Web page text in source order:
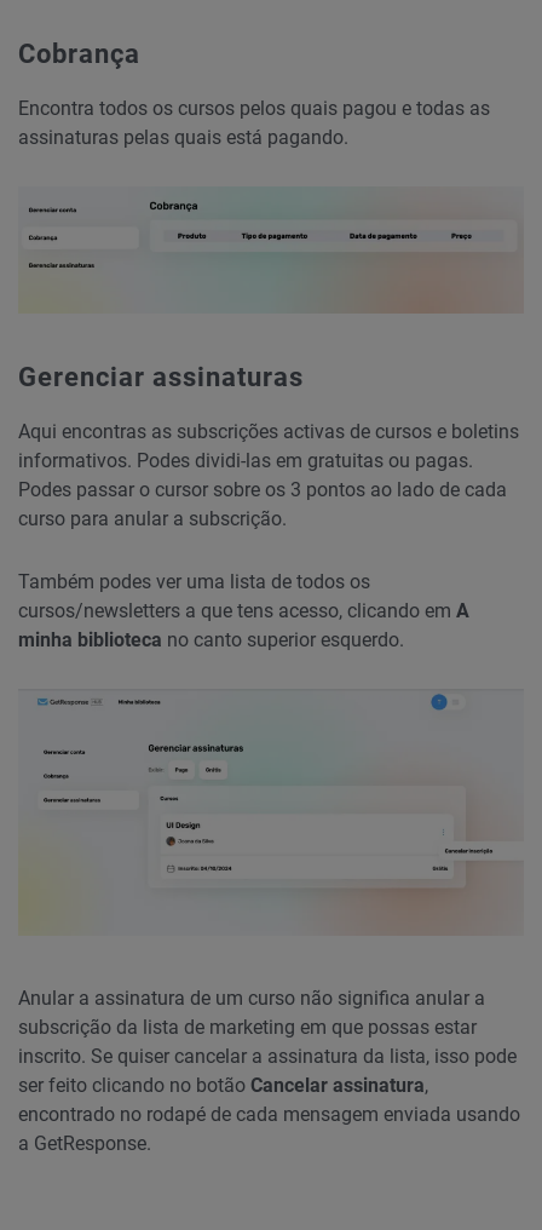
Cobrança
Encontra todos os cursos pelos quais pagou e todas as
assinaturas pelas quais está pagando.
Gerenciar assinaturas
Aqui encontras as subscrições activas de cursos e boletins
informativos. Podes dividi-las em gratuitas ou pagas.
Podes passar o cursor sobre os 3 pontos ao lado de cada
curso para anular a subscrição.
Também podes ver uma lista de todos os
cursos/newsletters a que tens acesso, clicando em A
minha biblioteca no canto superior esquerdo.
Anular a assinatura de um curso não significa anular a
subscrição da lista de marketing em que possas estar
inscrito. Se quiser cancelar a assinatura da lista, isso pode
ser feito clicando no botão Cancelar assinatura,
encontrado no rodapé de cada mensagem enviada usando
a GetResponse.